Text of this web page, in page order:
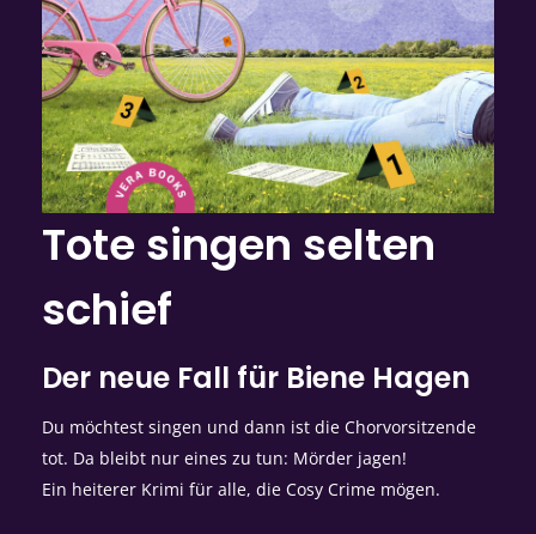
Tote singen selten
schief
Der neue Fall für Biene Hagen
Du möchtest singen und dann ist die Chorvorsitzende
tot. Da bleibt nur eines zu tun: Mörder jagen!
Ein heiterer Krimi für alle, die Cosy Crime mögen.